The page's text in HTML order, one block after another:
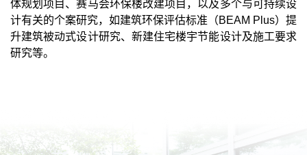
体规划项目、赛马会环保楼改建项目，以及多个与可持续设
计有关的个案研究，如建筑环保评估标准（BEAM Plus）提
升建筑被动式设计研究、新建住宅楼宇节能设计及施工要求
研究等。